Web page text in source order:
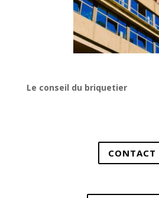
Le conseil du briquetier
CONTACT